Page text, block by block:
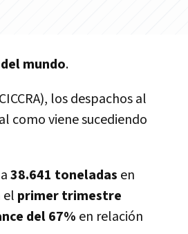
mundo.
los despachos al
como viene sucediendo
38.641 toneladas en
el primer trimestre
del 67% en relación